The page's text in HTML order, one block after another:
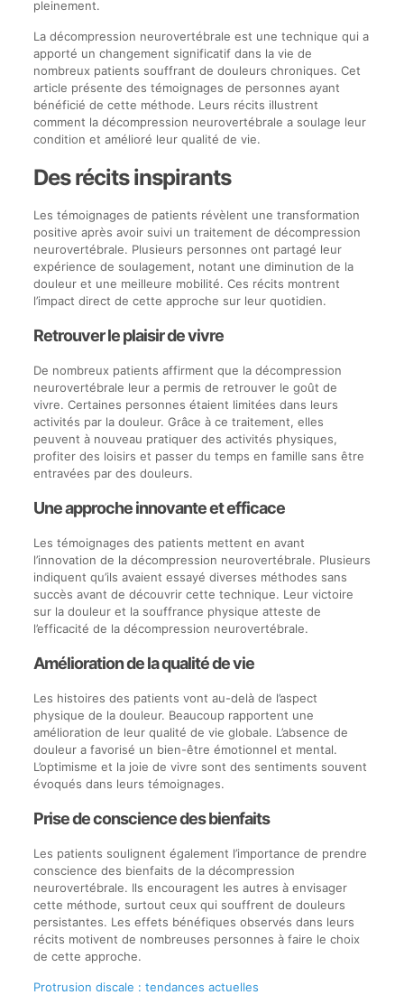
pleinement.
La décompression neurovertébrale est une technique qui a
apporté un changement significatif dans la vie de
nombreux patients souffrant de douleurs chroniques. Cet
article présente des témoignages de personnes ayant
bénéficié de cette méthode. Leurs récits illustrent
comment la décompression neurovertébrale a soulage leur
condition et amélioré leur qualité de vie.
Des récits inspirants
Les témoignages de patients révèlent une transformation
positive après avoir suivi un traitement de décompression
neurovertébrale. Plusieurs personnes ont partagé leur
expérience de soulagement, notant une diminution de la
douleur et une meilleure mobilité. Ces récits montrent
l’impact direct de cette approche sur leur quotidien.
Retrouver le plaisir de vivre
De nombreux patients affirment que la décompression
neurovertébrale leur a permis de retrouver le goût de
vivre. Certaines personnes étaient limitées dans leurs
activités par la douleur. Grâce à ce traitement, elles
peuvent à nouveau pratiquer des activités physiques,
profiter des loisirs et passer du temps en famille sans être
entravées par des douleurs.
Une approche innovante et efficace
Les témoignages des patients mettent en avant
l’innovation de la décompression neurovertébrale. Plusieurs
indiquent qu’ils avaient essayé diverses méthodes sans
succès avant de découvrir cette technique. Leur victoire
sur la douleur et la souffrance physique atteste de
l’efficacité de la décompression neurovertébrale.
Amélioration de la qualité de vie
Les histoires des patients vont au-delà de l’aspect
physique de la douleur. Beaucoup rapportent une
amélioration de leur qualité de vie globale. L’absence de
douleur a favorisé un bien-être émotionnel et mental.
L’optimisme et la joie de vivre sont des sentiments souvent
évoqués dans leurs témoignages.
Prise de conscience des bienfaits
Les patients soulignent également l’importance de prendre
conscience des bienfaits de la décompression
neurovertébrale. Ils encouragent les autres à envisager
cette méthode, surtout ceux qui souffrent de douleurs
persistantes. Les effets bénéfiques observés dans leurs
récits motivent de nombreuses personnes à faire le choix
de cette approche.
Protrusion discale : tendances actuelles